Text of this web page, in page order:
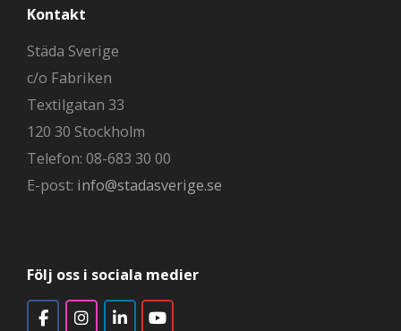
Kontakt
Städa Sverige
c/o Fabriken
Textilgatan 33
120 30 Stockholm
Telefon: 08-683 30 00
E-post: info@stadasverige.se
Följ oss i sociala medier